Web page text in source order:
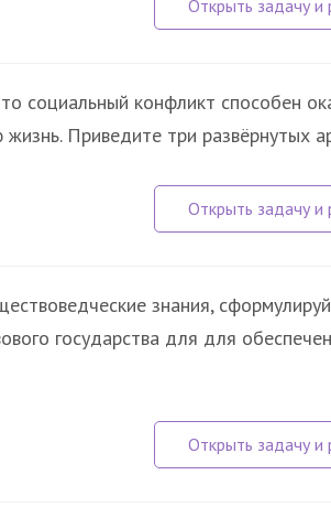
социальный конфликт способен
Приведите три развёрнутых
знания,
государства для для